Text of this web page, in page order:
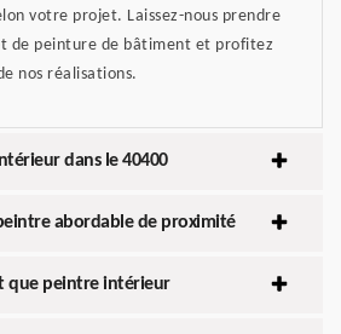
votre projet. Laissez-nous prendre
de peinture de bâtiment et profitez
nos réalisations.
dans le 40400
abordable de proximité
que peintre intérieur